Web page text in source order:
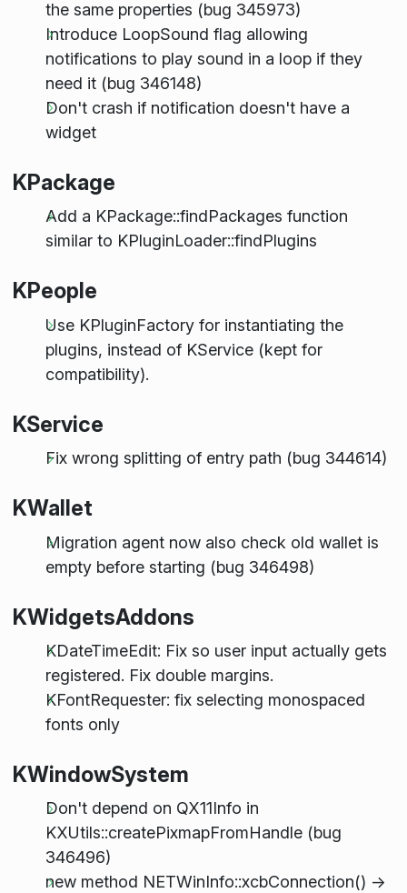
the same properties (bug 345973)
Introduce LoopSound flag allowing
notifications to play sound in a loop if they
need it (bug 346148)
Don't crash if notification doesn't have a
widget
KPackage
Add a KPackage::findPackages function
similar to KPluginLoader::findPlugins
KPeople
Use KPluginFactory for instantiating the
plugins, instead of KService (kept for
compatibility).
KService
Fix wrong splitting of entry path (bug 344614)
KWallet
Migration agent now also check old wallet is
empty before starting (bug 346498)
KWidgetsAddons
KDateTimeEdit: Fix so user input actually gets
registered. Fix double margins.
KFontRequester: fix selecting monospaced
fonts only
KWindowSystem
Don't depend on QX11Info in
KXUtils::createPixmapFromHandle (bug
346496)
new method NETWinInfo::xcbConnection() ->